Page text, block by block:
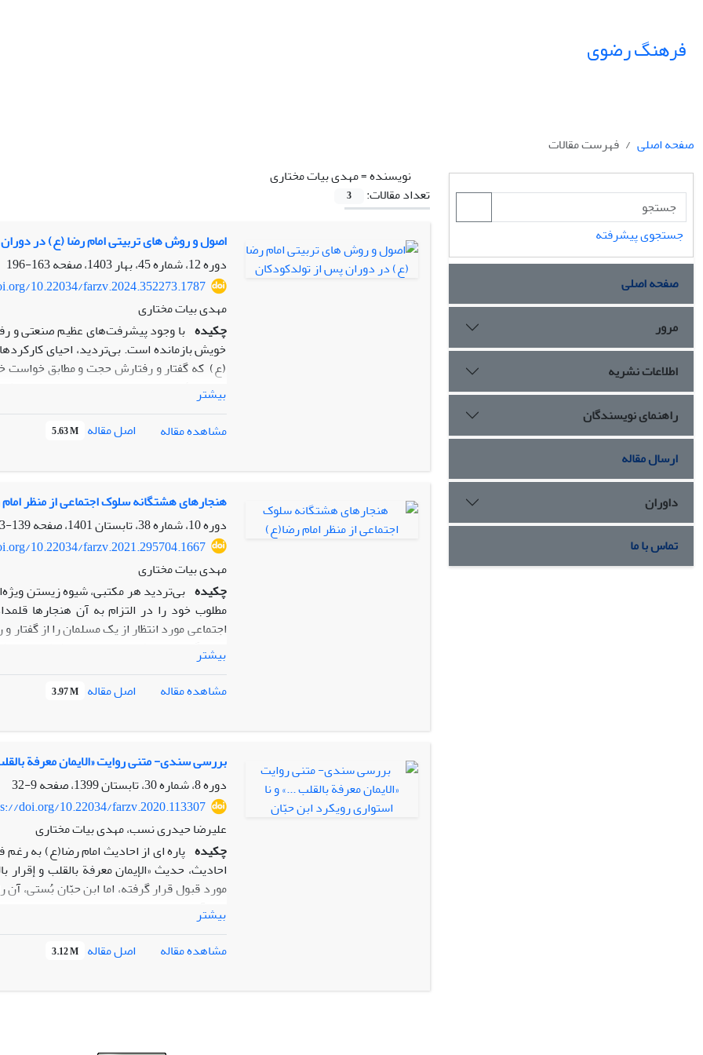
فرهنگ رضوی
صفحه اصلی
فهرست مقالات
نویسنده =مهدی بیات مختاری
تعداد مقالات:
3
اصول و روش های تربیتی امام رضا (ع) در
دوره 12، شماره 45، بهار 1403، صفحه
163-196
10.22034/farzv.2024.352273.1787
مهدی بیات مختاری
چکیده با وجود پیشرفت‌های عظیم صنعتی و
خویش بازمانده است. بی‌تردید، احیای
(ع) که گفتار و رفتارش حجت و مطابق خواست
در برهۀ پس از تولد برای رسیدن به
کتابخانه‌ای و ارائه آن به‌شیوۀ تحلیلی
است. اصول ناهمسان بودن کودکان، محبت،
است. روش‌های زمینه‌ساز تربیتی زیر که
آموزه‌های مکتب اهل بیت، ادب‌آموزی، ستودن
بی‌تردید اگر نظام خانواده و تعلیم و تربیت
و قانون‌مدار خواهد بود.
بیشتر
مشاهده مقاله
اصل مقاله 5.63 M
هنجارهای هشتگانه سلوک اجتماعی از منظر
دوره 10، شماره 38، تابستان 1401، صفحه
139-163
10.22034/farzv.2021.295704.1667
مهدی بیات مختاری
چکیده بی‌تردید هر مکتبی، شیوه زیستن
مطلوب خود را در التزام به آن هنجارها
اجتماعی مورد انتظار از یک مسلمان را از
ابتدا گفتارها و رفتارهای امام رضا(ع) را
بیشتر
مشاهده مقاله
اصل مقاله 3.97 M
بررسی سندی- متنی روایت «الایمان معرفة
دوره 8، شماره 30، تابستان 1399، صفحه
9-32
doi.org/10.22034/farzv.2020.113307
علیرضا حیدری نسب، مهدی بیات مختاری
چکیده پاره ­ای از احادیث امام رضا(ع) به­
احادیث، حدیث «الإیمان معرفة بالقلب و
مورد قبول قرار گرفته، اما ابن حبّان بُستی،
پیام آن، موضوع مقاله حاضر است. رهاوردِ
وثاقت صدوری و محتوایی برخوردار است؛
بلکه در سطح متواتر معنوی قرار دارد. این
مرجئه که عمل به فرایض را خارج از حقیقت
بیشتر
مشاهده مقاله
اصل مقاله 3.12 M
جستجوی پیشرفته
صفحه اصلی
مرور
اطلاعات نشریه
راهنمای نویسندگان
ارسال مقاله
داوران
تماس با ما